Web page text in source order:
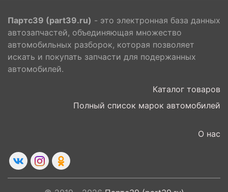
Партс39 (part39.ru) - это электронная база данных
автозапчастей, объединяющая множество
автомобильных разборок, которая позволяет
искать и покупать запчасти для подержанных
автомобилей.
Каталог товаров
Полный список марок автомобилей
О нас